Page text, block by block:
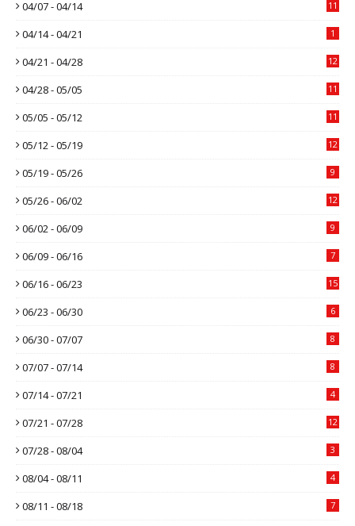
04/07 - 04/14 11
04/14 - 04/21 1
04/21 - 04/28 12
04/28 - 05/05 11
05/05 - 05/12 11
05/12 - 05/19 12
05/19 - 05/26 9
05/26 - 06/02 12
06/02 - 06/09 9
06/09 - 06/16 7
06/16 - 06/23 15
06/23 - 06/30 6
06/30 - 07/07 8
07/07 - 07/14 8
07/14 - 07/21 4
07/21 - 07/28 12
07/28 - 08/04 3
08/04 - 08/11 4
08/11 - 08/18 7